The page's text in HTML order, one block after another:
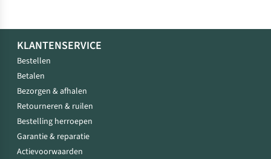
KLANTENSERVICE
Bestellen
Betalen
Bezorgen & afhalen
Retourneren & ruilen
Bestelling herroepen
Garantie & reparatie
Actievoorwaarden